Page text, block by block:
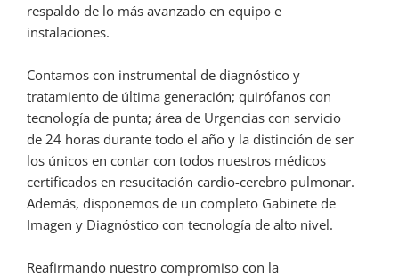
respaldo de lo más avanzado en equipo e
instalaciones.
Contamos con instrumental de diagnóstico y
tratamiento de última generación; quirófanos con
tecnología de punta; área de Urgencias con servicio
de 24 horas durante todo el año y la distinción de ser
los únicos en contar con todos nuestros médicos
certificados en resucitación cardio-cerebro pulmonar.
Además, disponemos de un completo Gabinete de
Imagen y Diagnóstico con tecnología de alto nivel.
Reafirmando nuestro compromiso con la